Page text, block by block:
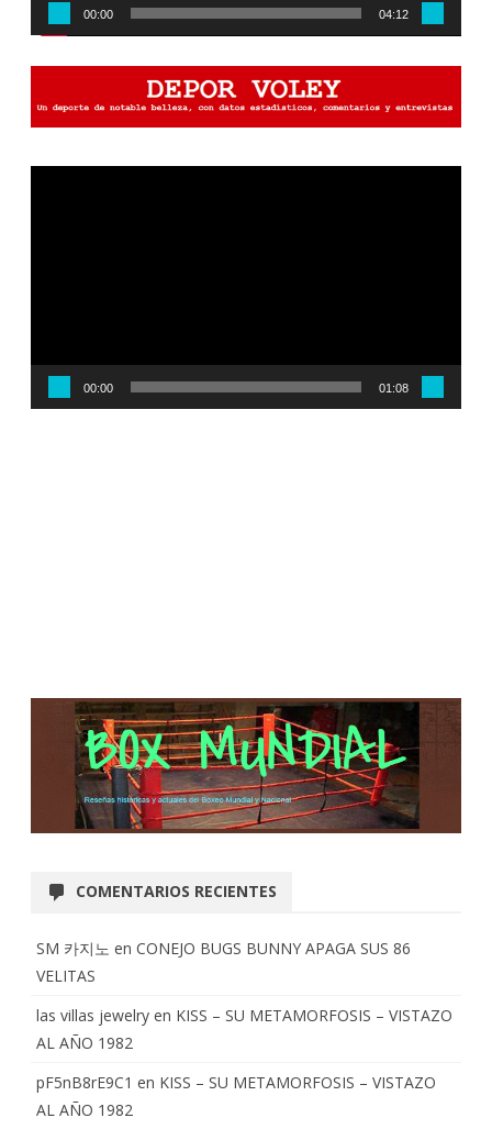
00:00 04:12
Reproductor
00:00 01:08
COMENTARIOS RECIENTES
SM 카지노 en CONEJO BUGS BUNNY APAGA SUS 86
VELITAS
las villas jewelry en KISS – SU METAMORFOSIS – VISTAZO
AL AÑO 1982
pF5nB8rE9C1 en KISS – SU METAMORFOSIS – VISTAZO
AL AÑO 1982